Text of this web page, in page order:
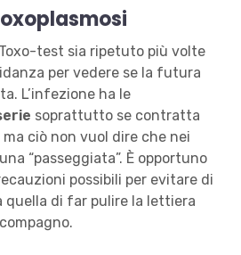
test sia ripetuto più volte
per vedere se la futura
L’infezione ha le
soprattutto se contratta
ciò non vuol dire che nei
“passeggiata”. È opportuno
possibili per evitare di
quella di far pulire la lettiera